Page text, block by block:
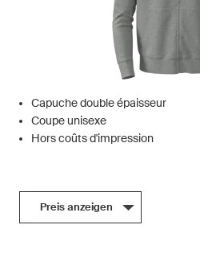
Capuche double épaisseur
Coupe unisexe
Hors coûts d'impression
Preis anzeigen